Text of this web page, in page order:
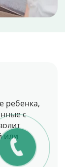
ребенка,
с
или